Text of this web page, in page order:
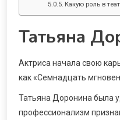
Какую роль в
Татьяна
Актриса начала свою
как «Семнадцать
Татьяна Доронина была
профессионализм